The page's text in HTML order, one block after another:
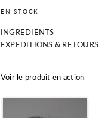
EN STOCK
INGREDIENTS
EXPEDITIONS & RETOURS
Voir le produit en action